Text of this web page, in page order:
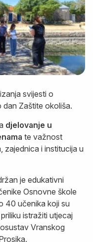
svijesti o
Zaštite okoliša.
djelovanje u
te važnost
zajednica i institucija u
je edukativni
Osnovne škole
40 učenika koji su
istražiti utjecaj
Vranskog